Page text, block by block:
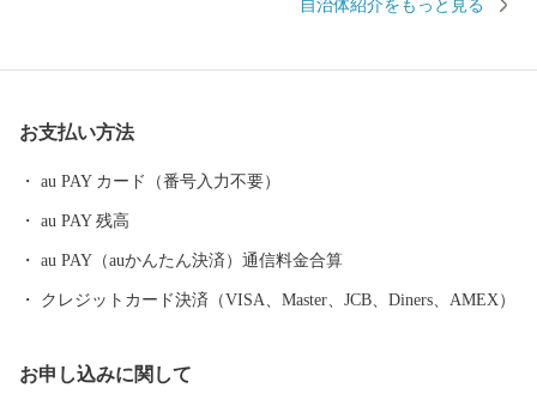
されました。 五島市には「久賀島の集落」と「奈留の江上集落」
自治体紹介をもっと見る
お支払い方法
au PAY カード（番号入力不要）
au PAY 残高
au PAY（auかんたん決済）通信料金合算
クレジットカード決済（VISA、Master、JCB、Diners、AMEX）
お申し込みに関して